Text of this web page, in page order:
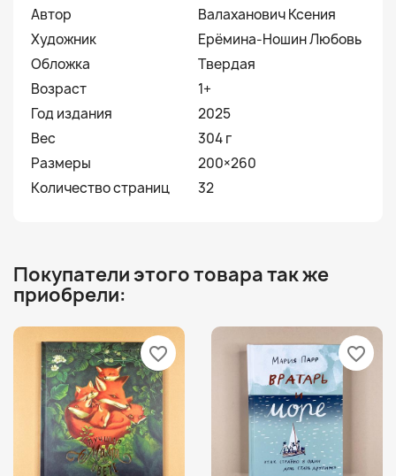
Автор
Валаханович Ксения
Художник
Ерёмина-Ношин Любовь
Обложка
Твердая
Возраст
1+
Год издания
2025
Вес
304 г
Размеры
200×260
Количество страниц
32
Покупатели этого товара так же
приобрели:
favorite_border favorite_border